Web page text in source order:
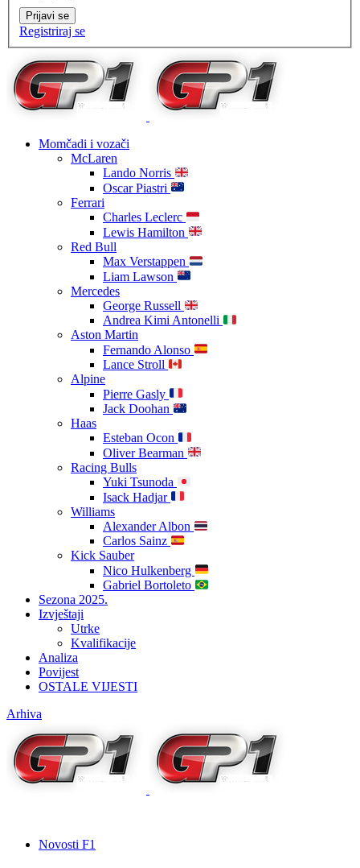
Prijavi se
Registriraj se
Momčadi i vozači
McLaren
Lando Norris
Oscar Piastri
Ferrari
Charles Leclerc
Lewis Hamilton
Red Bull
Max Verstappen
Liam Lawson
Mercedes
George Russell
Andrea Kimi Antonelli
Aston Martin
Fernando Alonso
Lance Stroll
Alpine
Pierre Gasly
Jack Doohan
Haas
Esteban Ocon
Oliver Bearman
Racing Bulls
Yuki Tsunoda
Isack Hadjar
Williams
Alexander Albon
Carlos Sainz
Kick Sauber
Nico Hulkenberg
Gabriel Bortoleto
Sezona 2025.
Izvještaji
Utrke
Kvalifikacije
Analiza
Povijest
OSTALE VIJESTI
Arhiva
Novosti F1